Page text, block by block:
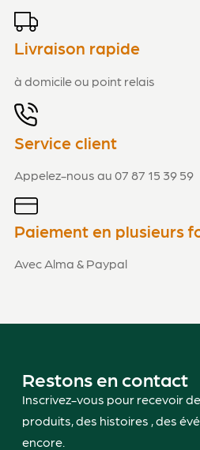
Livraison rapide
à domicile ou point relais
Service client
Appelez-nous au 07 87 15 39 59
Paiement en plusieurs
Avec Alma & Paypal
Restons en contact
Inscrivez-vous pour recevoir
produits, des histoires , des
encore.